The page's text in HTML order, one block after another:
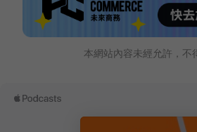
本網站內容未經允許，不